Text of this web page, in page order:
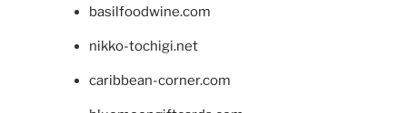
basilfoodwine.com
nikko-tochigi.net
caribbean-corner.com